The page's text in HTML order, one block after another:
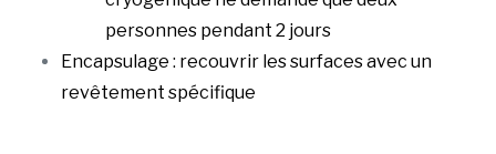
personnes pendant 2 jours
Encapsulage : recouvrir les surfaces avec un
revêtement spécifique